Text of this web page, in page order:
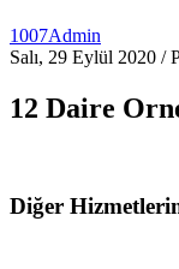
1007Admin
Salı, 29 Eylül 2020 /
12 Daire
Diğer